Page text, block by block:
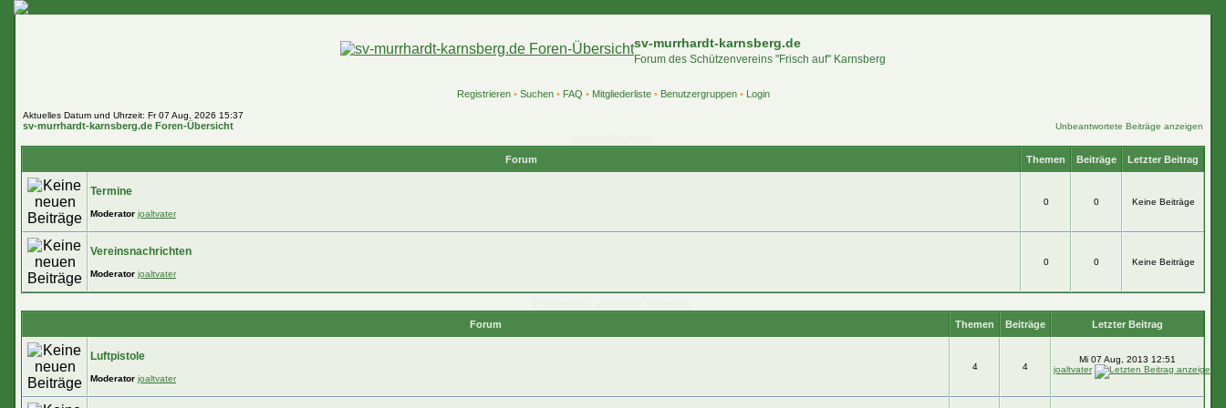
sv-murrhardt-karnsberg.de
Forum des Schützenvereins "Frisch auf" Karnsberg
Registrieren• Suchen• FAQ • Mitgliederliste• Benutzergruppen• Login
Aktuelles Datum und Uhrzeit: Fr 07 Aug, 2026 15:37
sv-murrhardt-karnsberg.de Foren-Übersicht Unbeantwortete Beiträge anzeigen
Forum Themen Beiträge Letzter Beitrag
Termine
Moderator joaltvater
0 0 Keine Beiträge
Vereinsnachrichten
Moderator joaltvater
0 0 Keine Beiträge
Forum Themen Beiträge Letzter Beitrag
Luftpistole
Moderator joaltvater
4 4
Mi 07 Aug, 2013 12:51
joaltvater